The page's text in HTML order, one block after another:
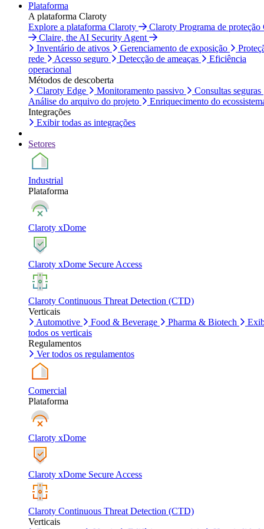
Plataforma
A plataforma Claroty
Explore a plataforma Claroty
Claroty Programa de proteção
Claire, the AI Security Agent
Inventário de ativos
Gerenciamento de exposição
rede
Acesso seguro Detecção de ameaças
Eficiência
operacional
Métodos de descoberta
Claroty Edge
Monitoramento passivo
Consultas seguras
Análise do arquivo do projeto
Enriquecimento do
Integrações
Exibir todas as integrações
Setores
Industrial
Plataforma
Claroty xDome
Claroty xDome Secure Access
Claroty Continuous Threat Detection (CTD)
Verticais
Automotive
Food & Beverage Pharma & Biotech
todos os verticais
Regulamentos
Ver todos os regulamentos
Comercial
Plataforma
Claroty xDome
Claroty xDome Secure Access
Claroty Continuous Threat Detection (CTD)
Verticais